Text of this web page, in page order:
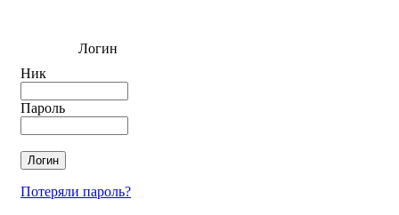
Логин
Ник
Пароль
Потеряли пароль?